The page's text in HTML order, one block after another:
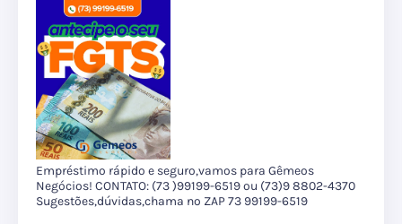
Empréstimo rápido e seguro,vamos para Gêmeos
Negócios! CONTATO: (73 )99199-6519 ou (73)9 8802-4370
Sugestões,dúvidas,chama no ZAP 73 99199-6519